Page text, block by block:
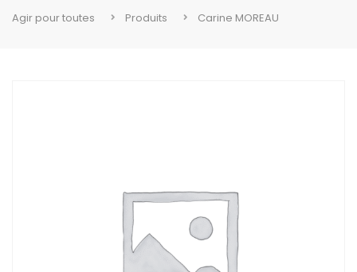
Agir pour toutes Produits Carine MOREAU